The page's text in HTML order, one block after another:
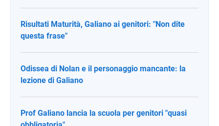
Risultati Maturità, Galiano ai genitori: "Non dite
questa frase"
Odissea di Nolan e il personaggio mancante: la
lezione di Galiano
Prof Galiano lancia la scuola per genitori "quasi